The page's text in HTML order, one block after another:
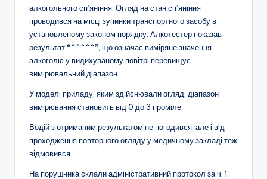
алкогольного сп’яніння. Огляд на стан сп’яніння
проводився на місці зупинки транспортного засобу в
установленому законом порядку. Алкотестер показав
результат “^^^^^” , що означає виміряне значення
алкоголю у видихуваному повітрі перевищує
вимірювальний діапазон.
У моделі приладу, яким здійснювали огляд, діапазон
вимірювання становить від 0 до 3 проміле.
Водій з отриманим результатом не погодився, але і від
проходження повторного огляду у медичному закладі теж
відмовився.
На порушника склали адміністративний протокол за ч. 1